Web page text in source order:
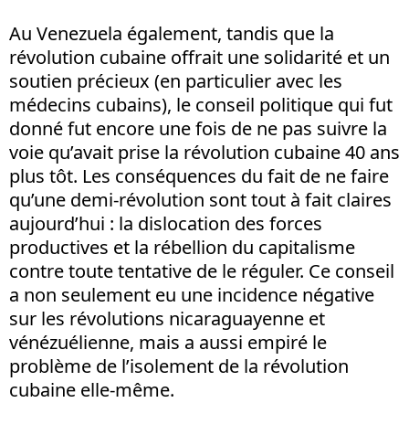
Au Venezuela également, tandis que la
révolution cubaine offrait une solidarité et un
soutien précieux (en particulier avec les
médecins cubains), le conseil politique qui fut
donné fut encore une fois de ne pas suivre la
voie qu’avait prise la révolution cubaine 40 ans
plus tôt. Les conséquences du fait de ne faire
qu’une demi-révolution sont tout à fait claires
aujourd’hui : la dislocation des forces
productives et la rébellion du capitalisme
contre toute tentative de le réguler. Ce conseil
a non seulement eu une incidence négative
sur les révolutions nicaraguayenne et
vénézuélienne, mais a aussi empiré le
problème de l’isolement de la révolution
cubaine elle-même.